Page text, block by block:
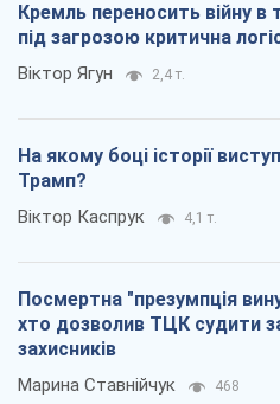
Кремль переносить війну в
під загрозою критична
Віктор Ягун 2,4 т.
На якому боці історії
Трамп?
Віктор Каспрук 4,1 т.
Посмертна "презумпція
хто дозволив ТЦК судити
захисників
Марина Ставнійчук 468